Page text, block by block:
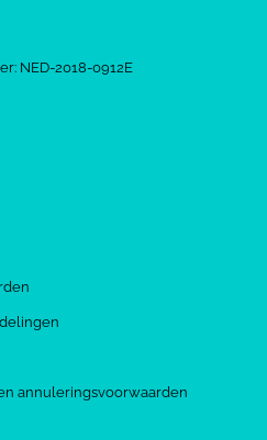
NED-2018-0912E
annuleringsvoorwaarden